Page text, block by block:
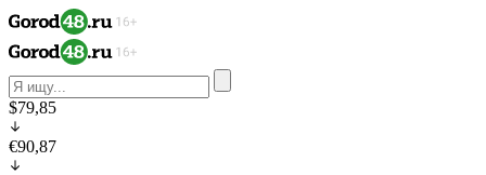
$79,85
€90,87